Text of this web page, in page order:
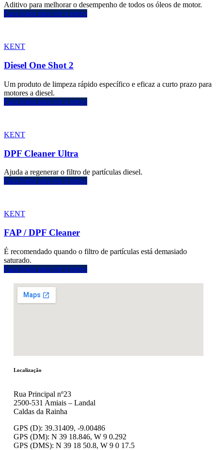
Aditivo para melhorar o desempenho de todos os óleos de motor.
Faça login para ver o preço
KENT
Diesel One Shot 2
Um produto de limpeza rápido específico e eficaz a curto prazo para
motores a diesel.
Faça login para ver o preço
KENT
DPF Cleaner Ultra
Ajuda a regenerar o filtro de partículas diesel.
Faça login para ver o preço
KENT
FAP / DPF Cleaner
É recomendado quando o filtro de partículas está demasiado
saturado.
Faça login para ver o preço
Localização
Rua Principal nº23
2500-531 Amiais – Landal
Caldas da Rainha
GPS (D): 39.31409, -9.00486
GPS (DM): N 39 18.846, W 9 0.292
GPS (DMS): N 39 18 50.8, W 9 0 17.5